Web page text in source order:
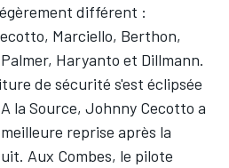
différent :
Marciello, Berthon,
Haryanto et Dillmann.
de sécurité s'est éclipsée
la Source, Johnny Cecotto a
reprise après la
Aux Combes, le pilote